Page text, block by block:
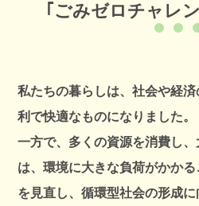
｢ごみゼロチャレ
私たちの暮らしは、社会や経
利で快適なものになりました。
一方で、多くの資源を消費し
は、環境に大きな負荷がかか
を見直し、循環型社会の形成